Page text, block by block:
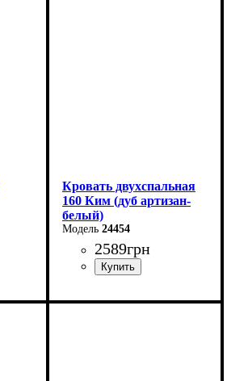
Кровать двухспальная
160 Ким (дуб артизан-
белый)
24454
2589грн
Ширина: 170 см